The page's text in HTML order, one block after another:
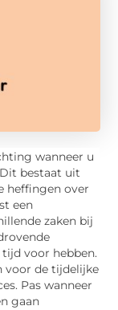
wanneer u
bestaat uit
heffingen over
een
zaken bij
voor hebben.
voor de tijdelijke
Pas wanneer
gaan